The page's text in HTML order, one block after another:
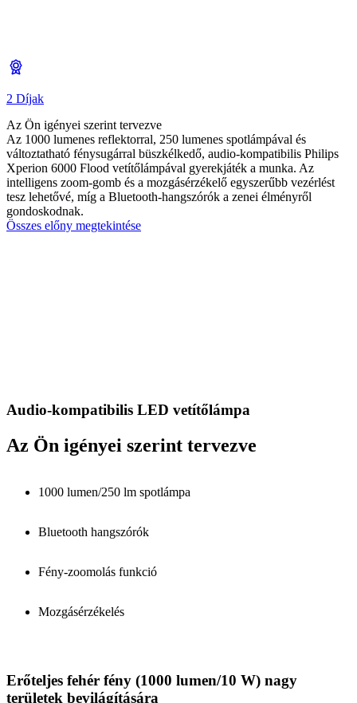
2 Díjak
Az Ön igényei szerint tervezve
Az 1000 lumenes reflektorral, 250 lumenes spotlámpával és
változtatható fénysugárral büszkélkedő, audio-kompatibilis Philips
Xperion 6000 Flood vetítőlámpával gyerekjáték a munka. Az
intelligens zoom-gomb és a mozgásérzékelő egyszerűbb vezérlést
tesz lehetővé, míg a Bluetooth-hangszórók a zenei élményről
gondoskodnak.
Összes előny megtekintése
Audio-kompatibilis LED vetítőlámpa
Az Ön igényei szerint tervezve
1000 lumen/250 lm spotlámpa
Bluetooth hangszórók
Fény-zoomolás funkció
Mozgásérzékelés
Erőteljes fehér fény (1000 lumen/10 W) nagy
területek bevilágítására